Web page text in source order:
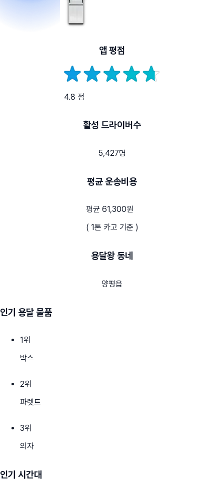
앱 평점
4.8 점
활성 드라이버수
5,427명
평균 운송비용
평균 61,300원
( 1톤 카고 기준 )
용달왕 동네
양평읍
인기 용달 물품
1위
박스
2위
파렛트
3위
의자
인기 시간대